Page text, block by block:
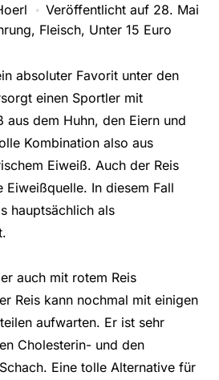
Veröffentlicht auf 28. Mai
, Fleisch, Unter 15 Euro
absoluter Favorit unter den
einen Sportler mit
aus dem Huhn, den Eiern und
Kombination also aus
Eiweiß. Auch der Reis
In diesem Fall
hauptsächlich als
auch mit rotem Reis
Reis kann nochmal mit einigen
aufwarten. Er ist sehr
Cholesterin- und den
Eine tolle Alternative für